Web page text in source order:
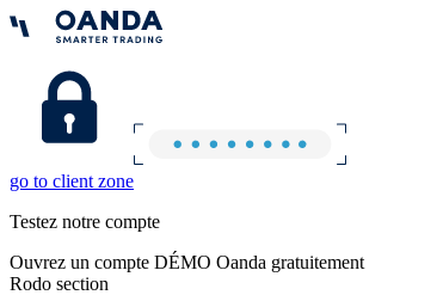
go to client zone
Testez notre compte
Ouvrez un compte DÉMO Oanda gratuitement
Rodo section